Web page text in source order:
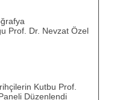
Prof. Dr. Nevzat Özel
Kutbu Prof.
Düzenlendi